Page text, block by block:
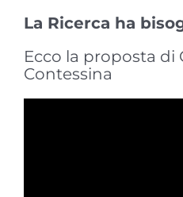
La Ricerca ha
Ecco la proposta di
Contessina